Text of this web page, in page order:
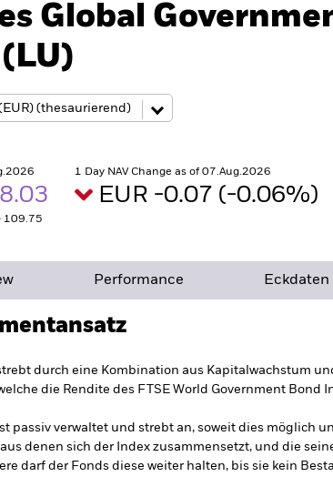
Global
109.75
1 Day NAV Change as of 07.Aug.2026
EUR -0.07 (-0.06%)
Performance Eckdaten
durch eine Kombination aus Kapitalwachstum
die Rendite des FTSE World Government Bond
passiv verwaltet und strebt an, soweit dies möglich
denen sich der Index zusammensetzt, und die
darf der Fonds diese weiter halten, bis sie kein